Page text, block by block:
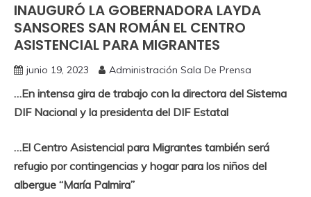
INAUGURÓ LA GOBERNADORA LAYDA
SANSORES SAN ROMÁN EL CENTRO
ASISTENCIAL PARA MIGRANTES
junio 19, 2023 Administración Sala De Prensa
…En intensa gira de trabajo con la directora del Sistema
DIF Nacional y la presidenta del DIF Estatal
…El Centro Asistencial para Migrantes también será
refugio por contingencias y hogar para los niños del
albergue “María Palmira”